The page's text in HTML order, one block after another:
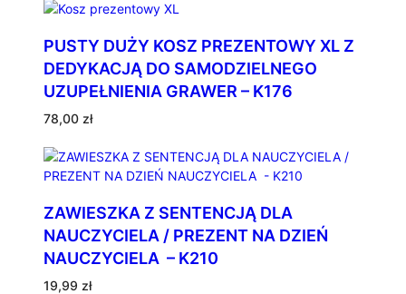
PUSTY DUŻY KOSZ PREZENTOWY XL Z
DEDYKACJĄ DO SAMODZIELNEGO
UZUPEŁNIENIA GRAWER – K176
78,00 zł
ZAWIESZKA Z SENTENCJĄ DLA
NAUCZYCIELA / PREZENT NA DZIEŃ
NAUCZYCIELA – K210
19,99 zł